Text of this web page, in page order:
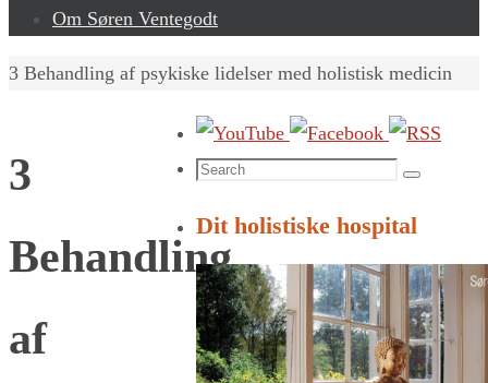
Om Søren Ventegodt
Home
3 Behandling af psykiske lidelser med holistisk medicin
3
Behandling
af
Search
Search
Dit holistiske hospital